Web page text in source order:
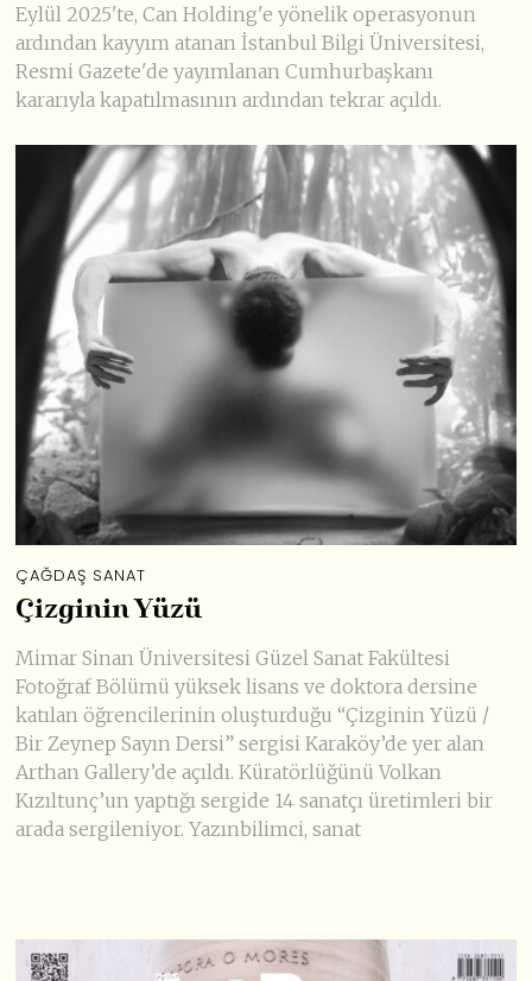
Eylül 2025'te, Can Holding'e yönelik operasyonun
ardından kayyım atanan İstanbul Bilgi Üniversitesi,
Resmi Gazete'de yayımlanan Cumhurbaşkanı
kararıyla kapatılmasının ardından tekrar açıldı.
ÇAĞDAŞ SANAT
Çizginin Yüzü
Mimar Sinan Üniversitesi Güzel Sanat Fakültesi
Fotoğraf Bölümü yüksek lisans ve doktora dersine
katılan öğrencilerinin oluşturduğu “Çizginin Yüzü /
Bir Zeynep Sayın Dersi” sergisi Karaköy’de yer alan
Arthan Gallery’de açıldı. Küratörlüğünü Volkan
Kızıltunç’un yaptığı sergide 14 sanatçı üretimleri bir
arada sergileniyor. Yazınbilimci, sanat